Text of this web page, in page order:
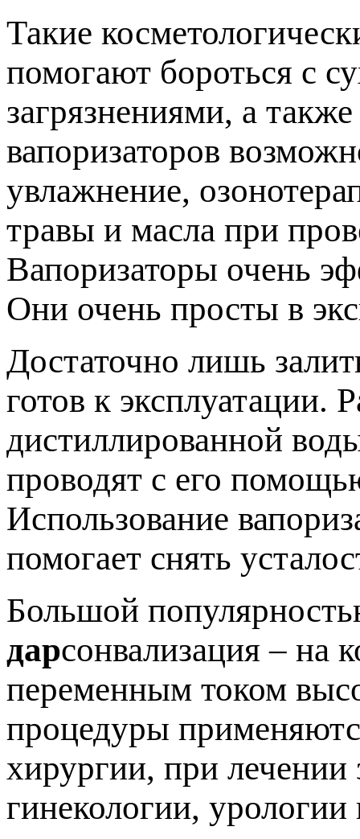
Такие
помогают бороться с
загрязнениями, а
вапоризаторов
увлажнение,
травы и масла при
Вапоризаторы очень
Они очень просты в
Достаточно лишь
готов к эксплуатации.
дистиллированной
проводят с его
Использование
помогает снять
Большой
дарсонвализация – на
переменным током
процедуры
хирургии, при лечении
гинекологии, урологии